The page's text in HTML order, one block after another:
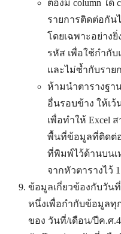
ต้องมี column ใ
รายการติดต่อกัน
โดยเฉพาะอย่าง
รหัส เพื่อใช้กำกับ
และไม่ซ้ำกับราย
ห้ามนำตารางฐา
อื่นรอบข้าง ให้เว้
เพื่อทำให้ Excel
พื้นที่ข้อมูลที่ติดต่อ
ที่พิมพ์ไว้ด้านบนเ
จากหัวตารางไว้
ข้อมูลเกี่ยวข้องกับวันที่
หนึ่งเพื่อกำกับข้อมูลทุ
ของ วันที่/เดือน/ปีค.ศ